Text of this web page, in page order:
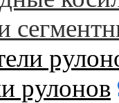
рулонов